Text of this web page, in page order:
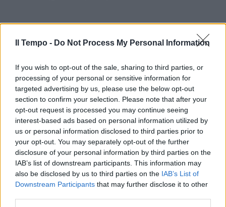
Il Tempo - Do Not Process My Personal Information
If you wish to opt-out of the sale, sharing to third parties, or
processing of your personal or sensitive information for
targeted advertising by us, please use the below opt-out
section to confirm your selection. Please note that after your
opt-out request is processed you may continue seeing
interest-based ads based on personal information utilized by
us or personal information disclosed to third parties prior to
your opt-out. You may separately opt-out of the further
disclosure of your personal information by third parties on the
IAB’s list of downstream participants. This information may
also be disclosed by us to third parties on the IAB’s List of
Downstream Participants that may further disclose it to other